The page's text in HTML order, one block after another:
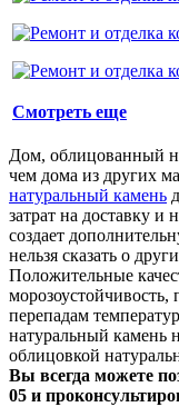
Смотреть еще
Дом, облицованный
чем дома из других
натуральный камень
затрат на доставку
создает
нельзя сказать о
Положительные
морозоустойчивость,
перепадам
натуральный камень
облицовкой
Вы всегда можете
05 и